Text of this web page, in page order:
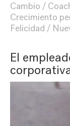
Cambio
Crecimiento
Felicidad
El